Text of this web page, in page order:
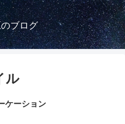
ブログ
ル
ケーション